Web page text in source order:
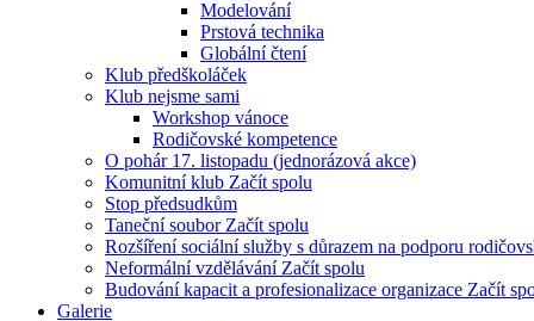
Modelování
Prstová technika
Globální čtení
Klub předškoláček
Klub nejsme sami
Workshop vánoce
Rodičovské kompetence
O pohár 17. listopadu (jednorázová akce)
Komunitní klub Začít spolu
Stop předsudkům
Taneční soubor Začít spolu
Rozšíření sociální služby s důrazem na podporu
Neformální vzdělávání Začít spolu
Budování kapacit a profesionalizace organizace Začít
Galerie